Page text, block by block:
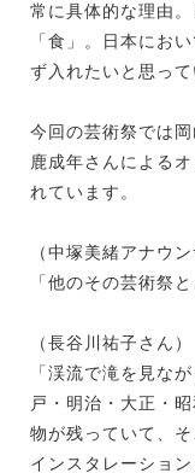
常に具体的な理由
「食」。日本にお
ず入れたいと思って
今回の芸術祭では
鹿成年さんによる
れています。
（中塚美緒アナウン
「他のその芸術祭
（長谷川祐子さん）
「渓流で滝を見な
戸・明治・大正・
物が残っていて、
インスタレーショ